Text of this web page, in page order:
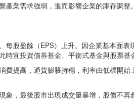
業需求強弱，進而影響企業的庫存調
股盈餘（EPS）上升。因企業基本面
宜投資債券基金、平衡式基金與股票基
提高，通貨膨脹持穩，利率由低檔開
，最後股市出現成交量暴增，股價不